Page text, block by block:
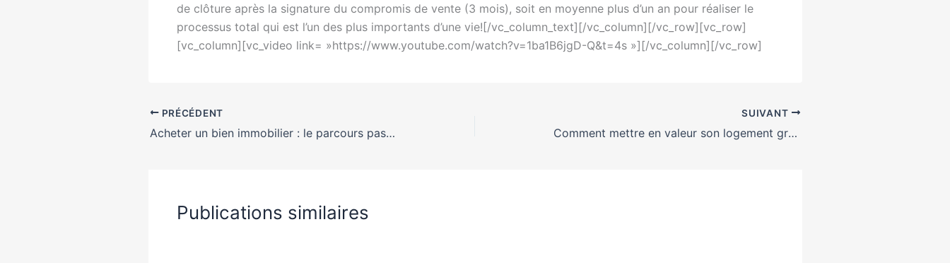
de clôture après la signature du compromis de vente (3 mois), soit en moyenne plus d’un an pour réaliser le
processus total qui est l’un des plus importants d’une vie![/vc_column_text][/vc_column][/vc_row][vc_row]
[vc_column][vc_video link= »https://www.youtube.com/watch?v=1ba1B6jgD-Q&t=4s »][/vc_column][/vc_row]
PRÉCÉDENT
Acheter un bien immobilier : le parcours pas à pas et les 5 étapes clés
SUIVANT
Comment mettre en valeur son logement grâce aux meubles et aménagements?
Publications similaires